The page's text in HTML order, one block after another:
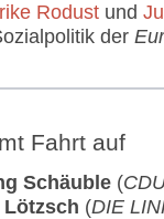
Rodust und
der
Fahrt auf
Schäuble (
Lötzsch (DIE